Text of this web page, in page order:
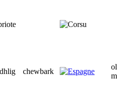
chewbark